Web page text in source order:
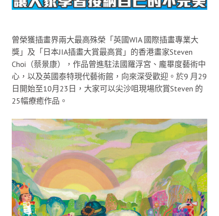
曾榮獲插畫界兩大最高殊榮「英國WIA 國際插畫專業大
獎」及「日本JIA插畫大賞最高賞」的香港畫家Steven
Choi（蔡景康），作品曾進駐法國羅浮宮、龐畢度藝術中
心，以及英國泰特現代藝術館，向來深受歡迎。於9 月29
日開始至10月23日，大家可以尖沙咀現場欣賞Steven 的
25幅療癒作品。